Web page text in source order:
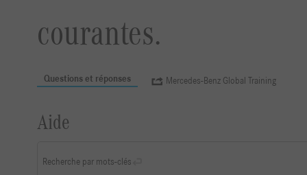
courantes.
Questions et réponses Mercedes-Benz Global Training
Aide
Recherche par mots-clés